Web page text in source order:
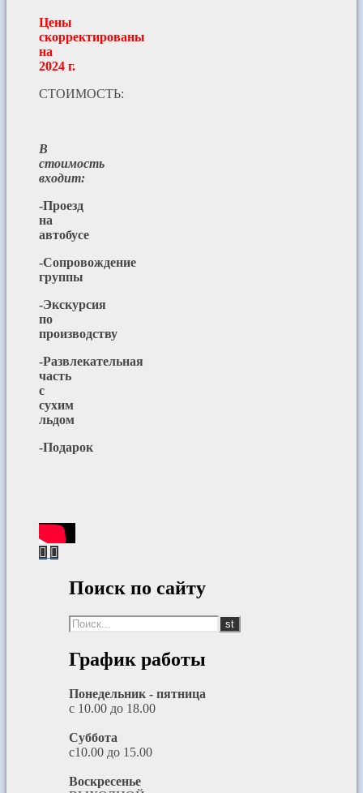
Цены
скорректированы
на
2024 г.
СТОИМОСТЬ:
В
стоимость
входит:
-Проезд
на
автобусе
-Сопровождение
группы
-Экскурсия
по
производству
-Развлекательная
часть
с
сухим
льдом
-Подарок
Поиск по сайту
График работы
Понедельник - пятница
с 10.00 до 18.00
Суббота
с10.00 до 15.00
Воскресенье